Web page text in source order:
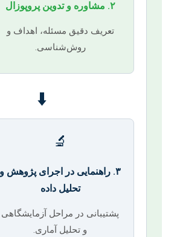
۲. مشاوره و تدوین پروپوزال
تعریف دقیق مسئله، اهداف و
روش‌شناسی.
⬇️
🔬
۳. راهنمایی در اجرای پژوهش و
تحلیل داده
پشتیبانی در مراحل آزمایشگاهی
و تحلیل آماری.